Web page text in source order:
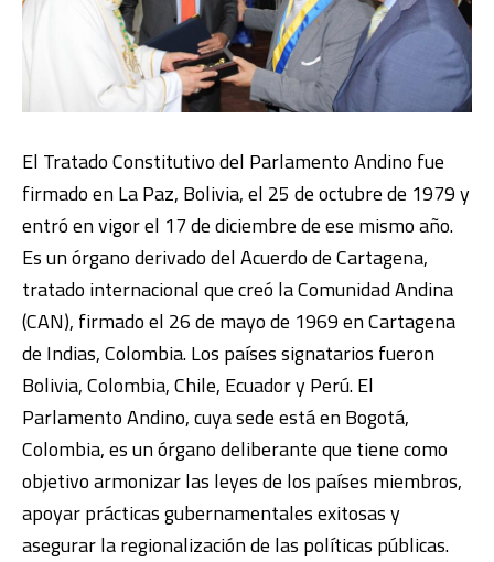
El Tratado Constitutivo del Parlamento Andino fue
firmado en La Paz, Bolivia, el 25 de octubre de 1979 y
entró en vigor el 17 de diciembre de ese mismo año.
Es un órgano derivado del Acuerdo de Cartagena,
tratado internacional que creó la Comunidad Andina
(CAN), firmado el 26 de mayo de 1969 en Cartagena
de Indias, Colombia. Los países signatarios fueron
Bolivia, Colombia, Chile, Ecuador y Perú. El
Parlamento Andino, cuya sede está en Bogotá,
Colombia, es un órgano deliberante que tiene como
objetivo armonizar las leyes de los países miembros,
apoyar prácticas gubernamentales exitosas y
asegurar la regionalización de las políticas públicas.